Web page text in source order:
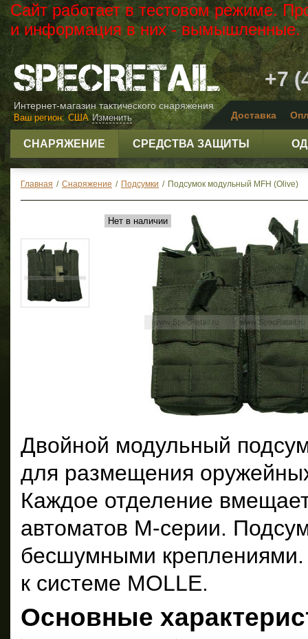
Сайт работает в тестовом режиме.
и информация в них - вымышленные.
Интернет-магазин тактического снаряжения
+7
Доставка
Изменить
Ваш регион: США
СНАРЯЖЕНИЕ СРЕДСТВА ЗАЩИТЫ
Главная / Снаряжение / Подсумки / Подсумок модульный MFH (Olive)
Нет в наличии
Двойной модульный
для размещения
Каждое отделение
автоматов М-серии.
бесшумными креплениями.
к системе MOLLE.
Основные